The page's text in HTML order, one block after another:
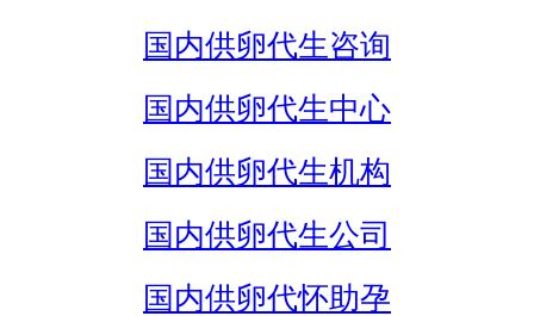
国内供卵代生咨询
国内供卵代生中心
国内供卵代生机构
国内供卵代生公司
国内供卵代怀助孕